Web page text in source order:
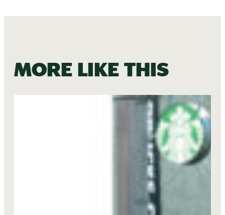
More like this